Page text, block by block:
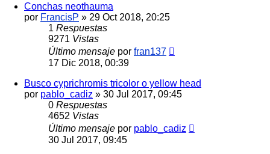
Conchas neothauma
por FrancisP » 29 Oct 2018, 20:25
1 Respuestas
9271 Vistas
Último mensaje por fran137
17 Dic 2018, 00:39
Busco cyprichromis tricolor o yellow head
por pablo_cadiz » 30 Jul 2017, 09:45
0 Respuestas
4652 Vistas
Último mensaje por pablo_cadiz
30 Jul 2017, 09:45